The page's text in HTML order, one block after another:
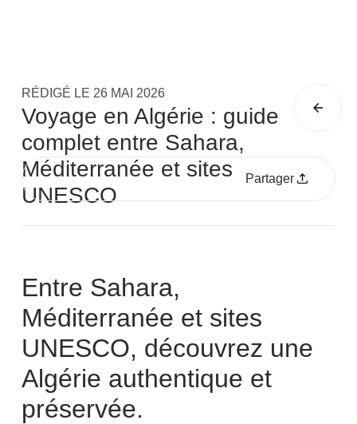
RÉDIGÉ LE 26 MAI 2026
Voyage en Algérie : guide
complet entre Sahara,
Méditerranée et sites
UNESCO
Partager
Entre Sahara,
Méditerranée et sites
UNESCO, découvrez une
Algérie authentique et
préservée.